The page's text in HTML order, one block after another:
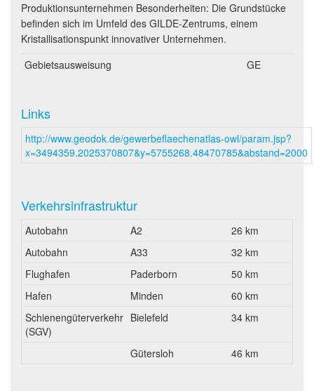
Produktionsunternehmen Besonderheiten: Die Grundstücke
befinden sich im Umfeld des GILDE-Zentrums, einem
Kristallisationspunkt innovativer Unternehmen.
Gebietsausweisung
GE
Links
http://www.geodok.de/gewerbeflaechenatlas-owl/param.jsp?
x=3494359.2025370807&y=5755268.48470785&abstand=2000
Verkehrsinfrastruktur
Autobahn A2
26 km
Autobahn
A33
32 km
Flughafen
Paderborn
50 km
Hafen
Minden
60 km
Schienengüterverkehr
(SGV)
Bielefeld 34 km
Gütersloh 46 km